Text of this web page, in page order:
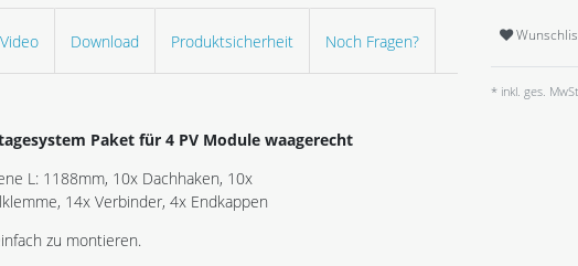
Video Download Produktsicherheit Noch Fragen?
Paket für 4 PV Module waagerecht
L: 1188mm, 10x Dachhaken, 10x
14x Verbinder, 4x Endkappen
zu montieren.
* inkl. ges.